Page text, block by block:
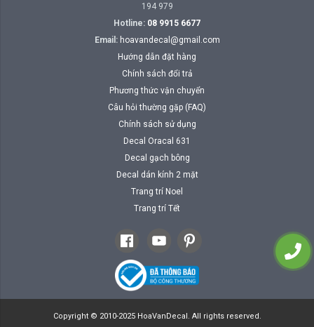
194 979
Hotline: 08 9915 6677
Email: hoavandecal@gmail.com
Hướng dẫn đặt hàng
Chính sách đổi trả
Phương thức vận chuyển
Câu hỏi thường gặp (FAQ)
Chính sách sử dụng
Decal Oracal 631
Decal gạch bông
Decal dán kính 2 mặt
Trang trí Noel
Trang trí Tết
Copyright © 2010-2025 HoaVanDecal. All rights reserved.